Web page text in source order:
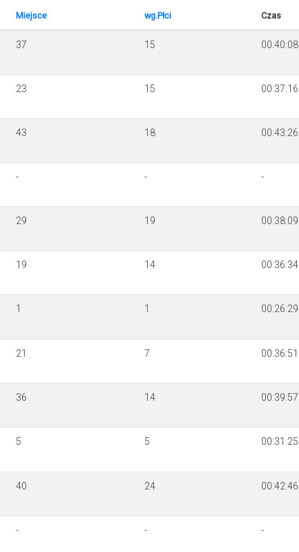
Miejsce wg.Płci Czas
37 15 00:40:08
23 15 00:37:16
43 18 00:43:26
- - -
29 19 00:38:09
19 14 00:36:34
1 1 00:26:29
21 7 00:36:51
36 14 00:39:57
5 5 00:31:25
40 24 00:42:46
- - -